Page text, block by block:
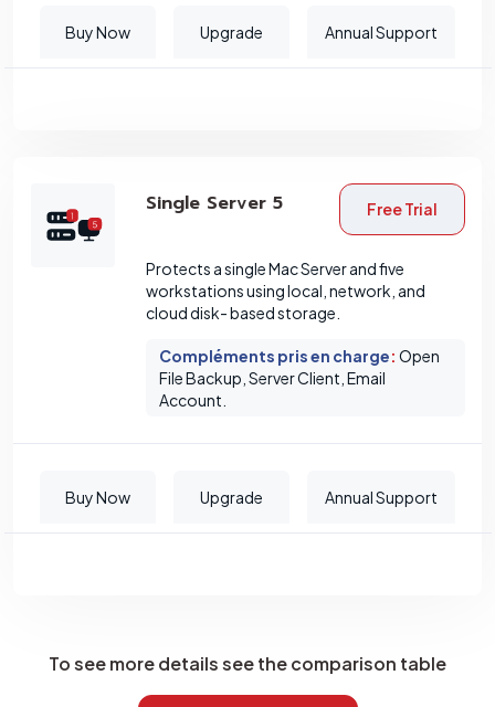
Buy Now Upgrade Annual Support
Single Server 5 Free Trial
Protects a single Mac Server and five
workstations using local, network, and
cloud disk- based storage.
Compléments pris en charge: Open
File Backup, Server Client, Email
Account.
Buy Now Upgrade Annual Support
To see more details see the comparison table